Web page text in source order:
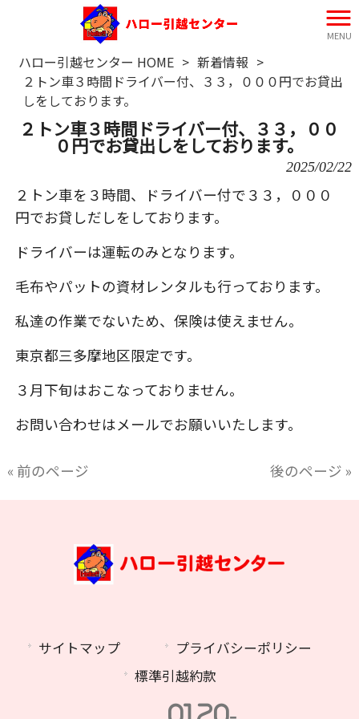
MENU
ハロー引越センター HOME > 新着情報 >
２トン車３時間ドライバー付、３３，０００円でお貸出
しをしております。
２トン車３時間ドライバー付、３３，００
０円でお貸出しをしております。
2025/02/22
２トン車を３時間、ドライバー付で３３，０００
円でお貸しだしをしております。
ドライバーは運転のみとなります。
毛布やパットの資材レンタルも行っております。
私達の作業でないため、保険は使えません。
東京都三多摩地区限定です。
３月下旬はおこなっておりません。
お問い合わせはメールでお願いいたします。
« 前のページ 後のページ »
サイトマップ
プライバシーポリシー
標準引越約款